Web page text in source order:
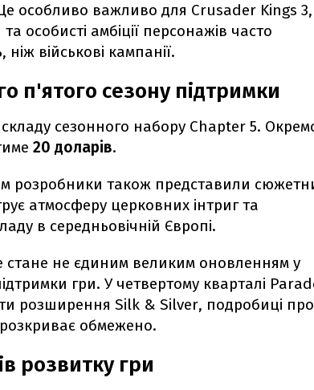
особливо важливо для Crusader Kings 3,
особисті амбіції персонажів часто
ніж військові кампанії.
п'ятого сезону підтримки
сезонного набору Chapter 5.
20 доларів.
розробники також представили
атмосферу церковних інтриг та
в середньовічній Європі.
стане не єдиним великим оновленням у
гри. У четвертому кварталі
розширення Silk & Silver, подробиці про
обмежено.
розвитку гри